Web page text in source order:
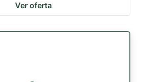
Ver oferta